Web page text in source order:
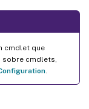
cmdlet que
sobre cmdlets,
.